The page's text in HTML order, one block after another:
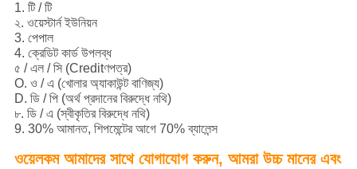
1. টি / টি
২. ওয়েস্টার্ন ইউনিয়ন
3. পেপাল
4. ক্রেডিট কার্ড উপলব্ধ
৫ / এল / সি (Creditণপত্র)
O. ও / এ (খোলার অ্যাকাউন্ট বাণিজ্য)
D. ডি / পি (অর্থ প্রদানের বিরুদ্ধে নথি)
৮. ডি / এ (স্বীকৃতির বিরুদ্ধে নথি)
9. 30% আমানত, শিপমেন্টের আগে 70% ব্যালেন্স
ওয়েলকম আমাদের সাথে যোগাযোগ করুন, আমরা উচ্চ মানের এবং